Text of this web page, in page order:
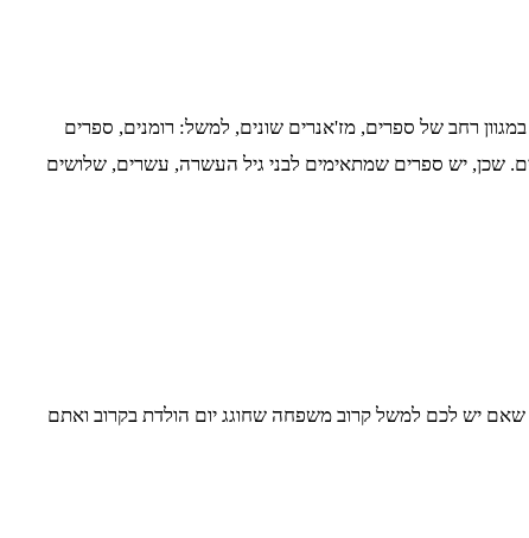
רחב של ספרים, מז'אנרים שונים, למשל: רומנים, ספרים
שכן, יש ספרים שמתאימים לבני גיל העשרה, עשרים, שלושים
יש לכם למשל קרוב משפחה שחוגג יום הולדת בקרוב ואתם